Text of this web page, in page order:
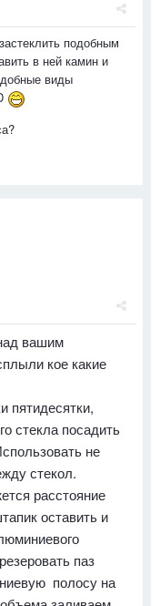
подобным
в ней камин и
виды
вашим
кое какие
пятидесятки,
стекла посадить
не
стекол.
расстояние
оставить и
паз
полосу на